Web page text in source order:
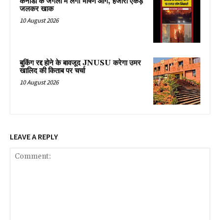
जलकर खाक
10 August 2026
बुकिंग रद्द होने के बावजूद JNUSU करेगा उमर
खालिद की किताब पर चर्चा
10 August 2026
LEAVE A REPLY